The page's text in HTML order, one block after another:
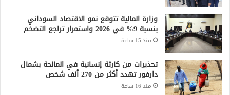
وزارة المالية تتوقع نمو الاقتصاد السوداني
بنسبة 9% في 2026 واستمرار تراجع التضخم
منذ 15 ساعة
تحذيرات من كارثة إنسانية في المالحة بشمال
دارفور تهدد أكثر من 270 ألف شخص
منذ 16 ساعة